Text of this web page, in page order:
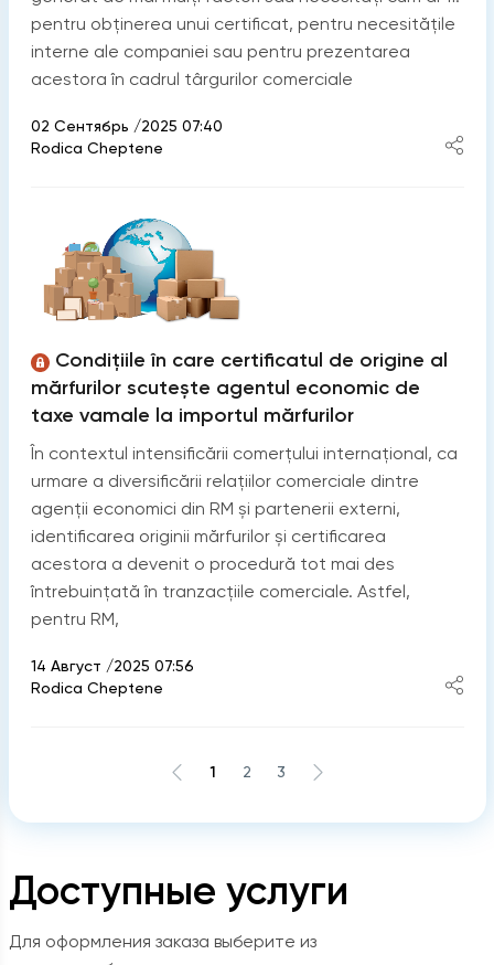
Доступные услуги
Для оформления заказа выберите из
pentru obținerea unui certificat, pentru necesitățile
interne ale companiei sau pentru prezentarea
acestora în cadrul târgurilor comerciale
02 Сентябрь /2025 07:40
Rodica Cheptene
Condițiile în care certificatul de origine al
mărfurilor scutește agentul economic de
taxe vamale la importul mărfurilor
În contextul intensificării comerțului internațional, ca
urmare a diversificării relațiilor comerciale dintre
agenții economici din RM și partenerii externi,
identificarea originii mărfurilor și certificarea
acestora a devenit o procedură tot mai des
întrebuințată în tranzacțiile comerciale. Astfel,
pentru RM,
14 Август /2025 07:56
Rodica Cheptene
1 2 3